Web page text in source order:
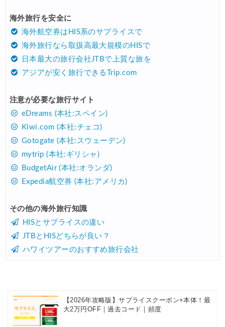
海外旅行を安全に
海外航空券はHIS系のサプライスで
海外旅行なら取扱高最大規模のHISで
日本最大の旅行会社JTBで上質な旅を
アジアが安く旅行できるTrip.com
注意が必要な旅行サイト
eDreams (本社:スペイン)
Kiwi.com (本社:チェコ)
Gotogate (本社:スウェーデン)
mytrip (本社:ギリシャ)
BudgetAir (本社:オランダ)
Expedia航空券 (本社:アメリカ)
その他の海外旅行知識
HISとサプライスの違い
JTBとHISどちらが良い？
ハワイツアーのおすすめ旅行会社
【2026年攻略版】サプライスクーポン+本体！最
大2万円OFF｜過去コード｜頻度